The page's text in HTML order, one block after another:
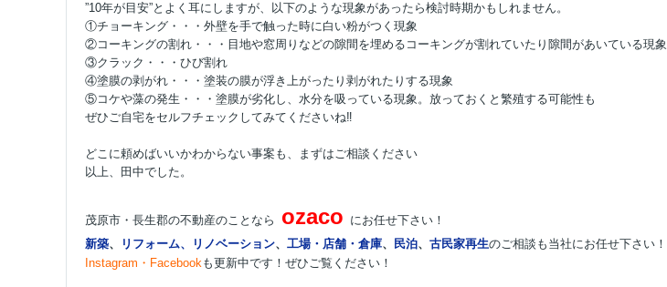
”10年が目安”とよく耳にしますが、以下のような現象があったら検討時期かもしれません。
①チョーキング・・・外壁を手で触った時に白い粉がつく現象
②コーキングの割れ・・・目地や窓周りなどの隙間を埋めるコーキングが割れていたり隙間があいている現象
③クラック・・・ひび割れ
④塗膜の剥がれ・・・塗装の膜が浮き上がったり剥がれたりする現象
⑤コケや藻の発生・・・塗膜が劣化し、水分を吸っている現象。放っておくと繁殖する可能性も
ぜひご自宅をセルフチェックしてみてくださいね‼️
どこに頼めばいいかわからない事案も、まずはご相談ください
以上、田中でした。
茂原市・長生郡の不動産のことなら ozaco にお任せ下さい！
新築、 リフォーム、リノベーション、 工場・店舗・倉庫、 民泊、 古民家再生のご相談も当社にお任せ下さい！
Instagram ・ Facebookも更新中です！ぜひご覧ください！